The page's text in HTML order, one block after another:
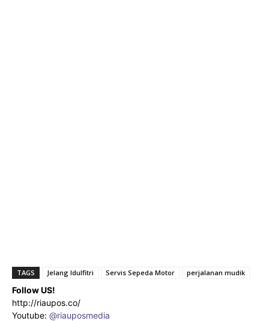
TAGS Jelang Idulfitri Servis Sepeda Motor perjalanan mudik
Follow US!
http://riaupos.co/
Youtube: @riauposmedia